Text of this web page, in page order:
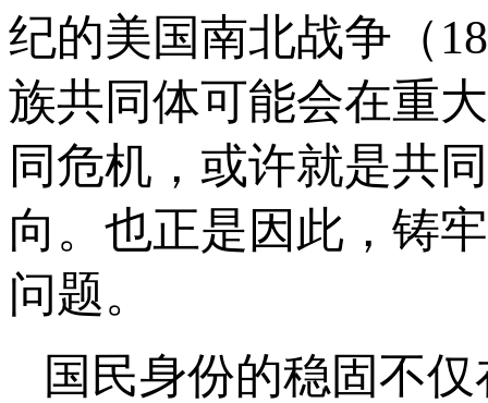
纪的美国南北战争（
族共同体可能会在重
同危机，或许就是共
向。也正是因此，铸
问题。
国民身份的稳固不